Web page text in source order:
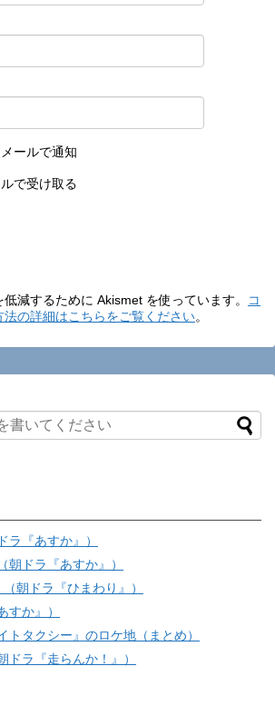
ールで通知
で受け取る
減するために Akismet を使っています。
コ
法の詳細はこちらをご覧ください。
ラ『あすか』）
朝ドラ『あすか』）
朝ドラ『ひまわり』）
すか』）
トタクシー』のロケ地（まとめ）
ドラ『走らんか！』）